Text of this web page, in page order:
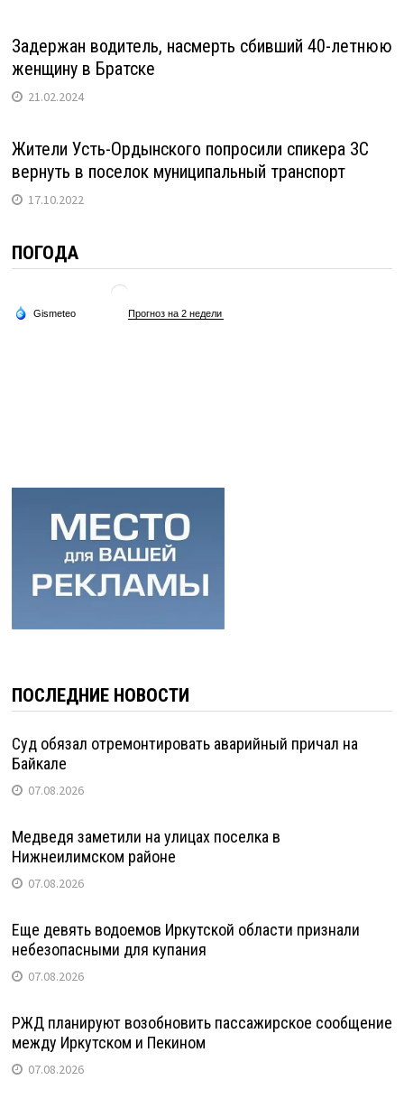
Задержан водитель, насмерть сбивший 40-летнюю
женщину в Братске
21.02.2024
Жители Усть-Ордынского попросили спикера ЗС
вернуть в поселок муниципальный транспорт
17.10.2022
ПОГОДА
ПОСЛЕДНИЕ НОВОСТИ
Суд обязал отремонтировать аварийный причал на
Байкале
07.08.2026
Медведя заметили на улицах поселка в
Нижнеилимском районе
07.08.2026
Еще девять водоемов Иркутской области признали
небезопасными для купания
07.08.2026
РЖД планируют возобновить пассажирское сообщение
между Иркутском и Пекином
07.08.2026